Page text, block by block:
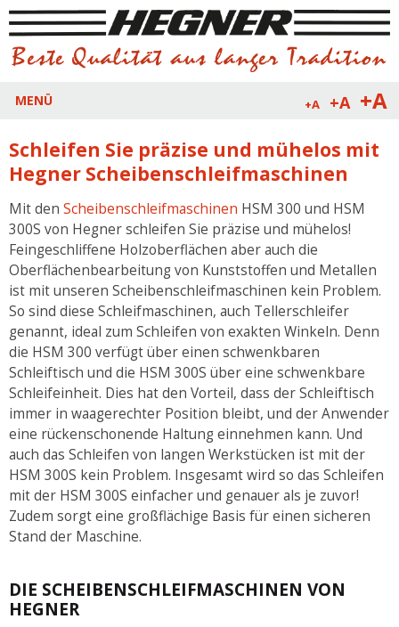
+A +A +A
MENÜ
Schleifen Sie präzise und mühelos mit
Hegner Scheibenschleifmaschinen
Mit den Scheibenschleifmaschinen HSM 300 und HSM
300S von Hegner schleifen Sie präzise und mühelos!
Feingeschliffene Holzoberflächen aber auch die
Oberflächenbearbeitung von Kunststoffen und Metallen
ist mit unseren Scheibenschleifmaschinen kein Problem.
So sind diese Schleifmaschinen, auch Tellerschleifer
genannt, ideal zum Schleifen von exakten Winkeln. Denn
die HSM 300 verfügt über einen schwenkbaren
Schleiftisch und die HSM 300S über eine schwenkbare
Schleifeinheit. Dies hat den Vorteil, dass der Schleiftisch
immer in waagerechter Position bleibt, und der Anwender
eine rückenschonende Haltung einnehmen kann. Und
auch das Schleifen von langen Werkstücken ist mit der
HSM 300S kein Problem. Insgesamt wird so das Schleifen
mit der HSM 300S einfacher und genauer als je zuvor!
Zudem sorgt eine großflächige Basis für einen sicheren
Stand der Maschine.
DIE SCHEIBENSCHLEIFMASCHINEN VON
HEGNER